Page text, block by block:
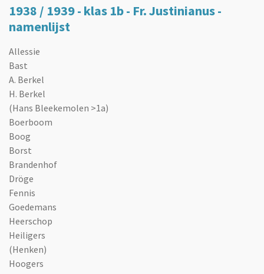
1938 / 1939 - klas 1b - Fr. Justinianus -
namenlijst
Allessie
Bast
A. Berkel
H. Berkel
(Hans Bleekemolen >1a)
Boerboom
Boog
Borst
Brandenhof
Dröge
Fennis
Goedemans
Heerschop
Heiligers
(Henken)
Hoogers